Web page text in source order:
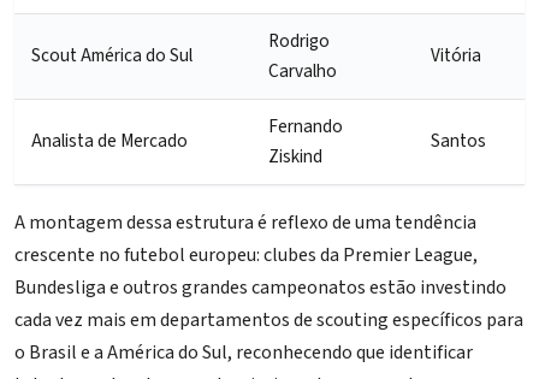
Scout América do Sul
Rodrigo
Carvalho
Vitória
Analista de Mercado
Fernando
Ziskind
Santos
A montagem dessa estrutura é reflexo de uma tendência
crescente no futebol europeu: clubes da Premier League,
Bundesliga e outros grandes campeonatos estão investindo
cada vez mais em departamentos de scouting específicos para
o Brasil e a América do Sul, reconhecendo que identificar